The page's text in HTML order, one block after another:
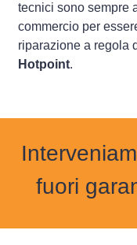
tecnici sono sempre
commercio per
riparazione a regola
Hotpoint.
fuori